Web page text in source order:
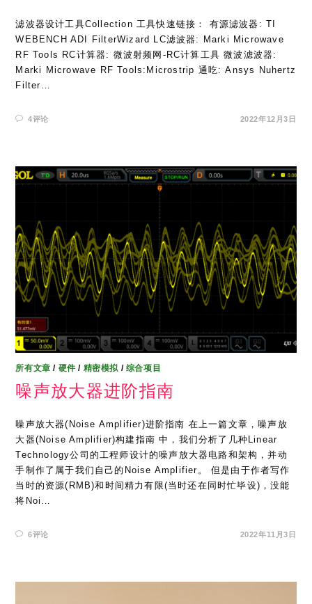
滤波器设计工具Collection 工具快速链接： 有源滤波器: TI
WEBENCH ADI FilterWizard LC滤波器: Marki Microwave
RF Tools RC计算器: 微波射频网-RC计算工具 微波滤波器:
Marki Microwave RF Tools:Microstrip 通吃: Ansys Nuhertz
Filter…
4评论 2022年12月3日
所有文章 / 硬件 / 精密模拟 / 综合项目
噪声放大器进阶指南
噪声放大器(Noise Amplifier)进阶指南 在上一篇文章，噪声放
大器(Noise Amplifier)构建指南 中，我们分析了几种Linear
Technology公司的工程师设计的噪声放大器电路和架构，并动
手制作了属于我们自己的Noise Amplifier。 但是由于作者写作
当时的资源(RMB)和时间精力有限(当时还在同时忙毕设)，没能
将Noi…
6评论 2022年11月3日